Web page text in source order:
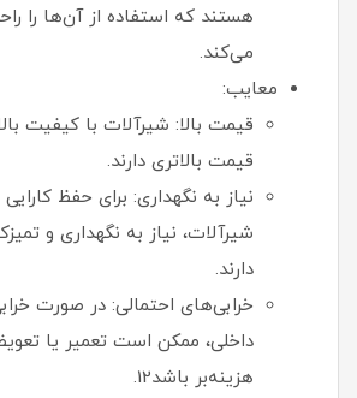
هستند که استفاده از آن‌ها را
می‌کند.
معایب:
قیمت بالا: شیرآلات با کیفیت
قیمت بالاتری دارند.
نیاز به نگهداری: برای حفظ کارایی
شیرآلات، نیاز به نگهداری و
دارند.
خرابی‌های احتمالی: در صورت
داخلی، ممکن است تعمیر یا
هزینه‌بر باشد12.